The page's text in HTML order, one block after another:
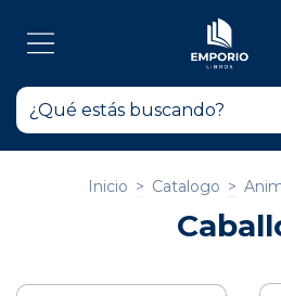
Inicio > Catalogo >